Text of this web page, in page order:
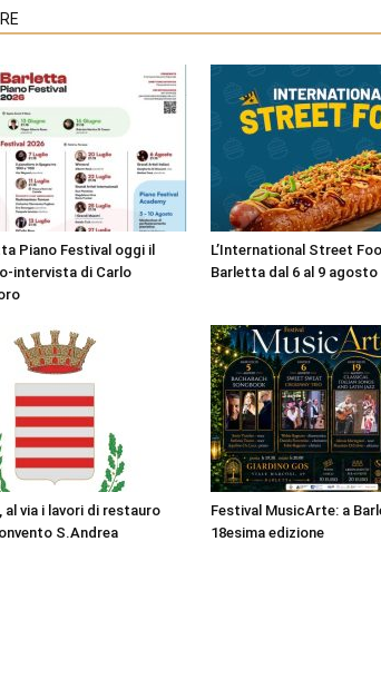
Piano Festival oggi il
intervista di Carlo
L’International Street
Barletta dal 6 al 9 agosto
al via i lavori di restauro
S.Andrea
Festival MusicArte: a
18esima edizione